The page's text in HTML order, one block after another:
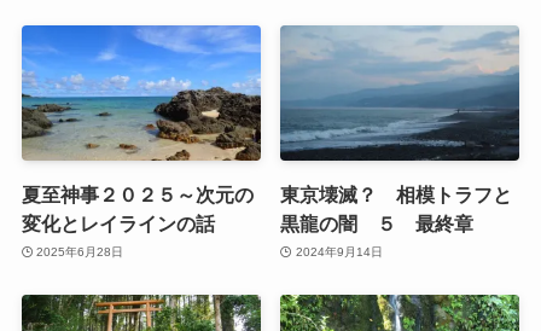
夏至神事２０２５～次元の
変化とレイラインの話
2025年6月28日
東京壊滅？ 相模トラフと
黒龍の闇 ５ 最終章
2024年9月14日